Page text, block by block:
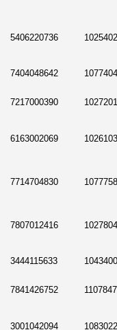
5406220736
7404048642
7217000390
6163002069
7714704830
7807012416
3444115633
7841426752
3001042094